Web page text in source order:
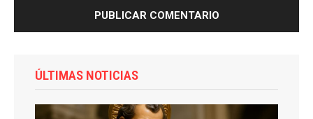
ÚLTIMAS NOTICIAS